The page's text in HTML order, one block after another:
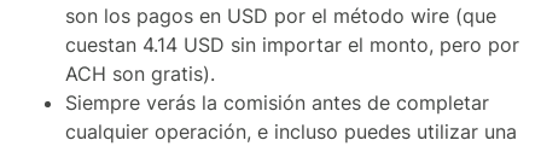
son los pagos en USD por el método wire (que
cuestan 4.14 USD sin importar el monto, pero por
ACH son gratis).
Siempre verás la comisión antes de completar
cualquier operación, e incluso puedes utilizar una